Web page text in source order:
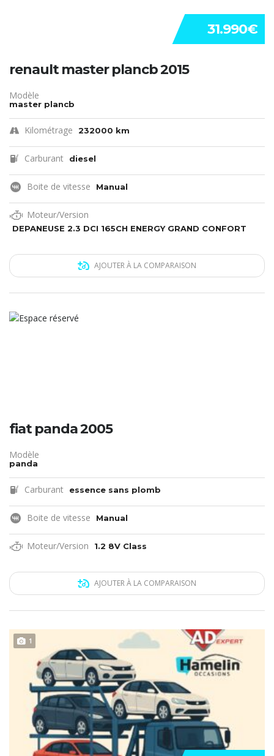
31.990€
renault master plancb 2015
Modèle
master plancb
Kilométrage 232000 km
Carburant diesel
Boite de vitesse Manual
Moteur/Version
DEPANEUSE 2.3 DCI 165CH ENERGY GRAND CONFORT
AJOUTER À LA COMPARAISON
fiat panda 2005
Modèle
panda
Carburant essence sans plomb
Boite de vitesse Manual
Moteur/Version 1.2 8V Class
AJOUTER À LA COMPARAISON
1